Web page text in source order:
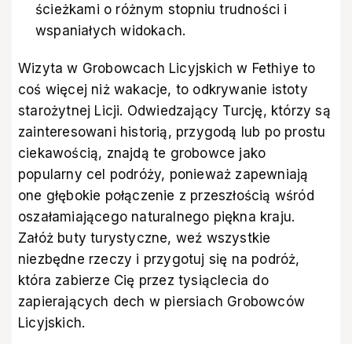
ścieżkami o różnym stopniu trudności i
wspaniałych widokach.
Wizyta w Grobowcach Licyjskich w Fethiye to
coś więcej niż wakacje, to odkrywanie istoty
starożytnej Licji. Odwiedzający Turcję, którzy są
zainteresowani historią, przygodą lub po prostu
ciekawością, znajdą te grobowce jako
popularny cel podróży, ponieważ zapewniają
one głębokie połączenie z przeszłością wśród
oszałamiającego naturalnego piękna kraju.
Załóż buty turystyczne, weź wszystkie
niezbędne rzeczy i przygotuj się na podróż,
która zabierze Cię przez tysiąclecia do
zapierających dech w piersiach Grobowców
Licyjskich.